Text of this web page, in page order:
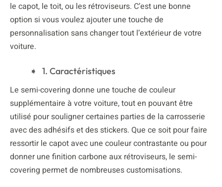
le capot, le toit, ou les rétroviseurs. C’est une bonne
option si vous voulez ajouter une touche de
personnalisation sans changer tout l’extérieur de votre
voiture.
1. Caractéristiques
Le semi-covering donne une touche de couleur
supplémentaire à votre voiture, tout en pouvant être
utilisé pour souligner certaines parties de la carrosserie
avec des adhésifs et des stickers. Que ce soit pour faire
ressortir le capot avec une couleur contrastante ou pour
donner une finition carbone aux rétroviseurs, le semi-
covering permet de nombreuses customisations.